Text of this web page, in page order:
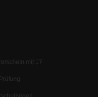
mit 17